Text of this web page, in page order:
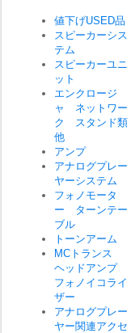
値下げUSED品
スピーカーシス
テム
スピーカーユニ
ット
エンクロージ
ャ ネットワー
ク スタンド類
他
アンプ
アナログプレー
ヤーシステム
フォノモータ
ー ターンテー
ブル
トーンアーム
MCトランス
ヘッドアンプ
フォノイコライ
ザー
アナログプレー
ヤー関連アクセ